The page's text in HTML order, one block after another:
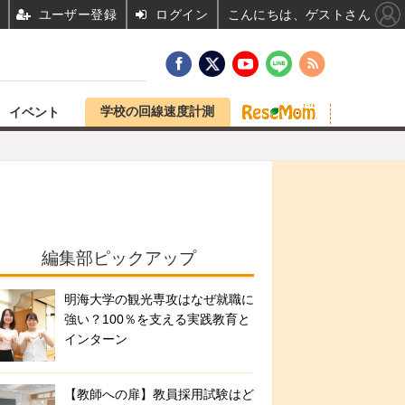
イベント 学校の回線速度計測
編集部ピックアップ
明海大学の観光専攻はなぜ就職に
強い？100％を支える実践教育と
インターン
【教師への扉】教員採用試験はど
ユーザー登録 ログイン こんにちは、ゲストさん